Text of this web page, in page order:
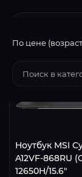
По цене
Ноутбук MSI
A12VF-868RU
12650H/15.6"